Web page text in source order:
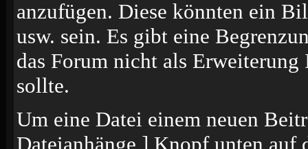
anzufügen. Diese könnten ein
usw. sein. Es gibt eine
das Forum nicht als
sollte.
Um eine Datei einem neuen
Dateianhänge ] Knopf unten auf